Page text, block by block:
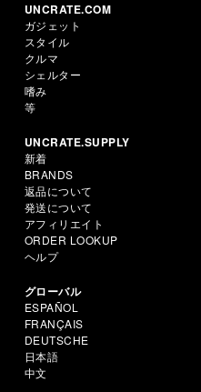
UNCRATE.COM
ガジェット
スタイル
クルマ
シェルター
嗜み
等
UNCRATE.SUPPLY
新着
BRANDS
返品について
発送について
アフィリエイト
ORDER LOOKUP
ヘルプ
グローバル
ESPAÑOL
FRANÇAIS
DEUTSCHE
日本語
中文